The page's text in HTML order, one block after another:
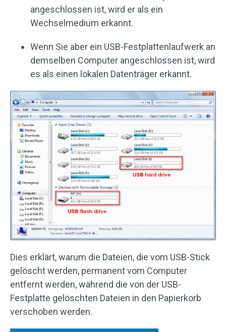
angeschlossen ist, wird er als ein
Wechselmedium erkannt.
Wenn Sie aber ein USB-Festplattenlaufwerk an
demselben Computer angeschlossen ist, wird
es als einen lokalen Datenträger erkannt.
Dies erklärt, warum die Dateien, die vom USB-Stick
gelöscht werden, permanent vom Computer
entfernt werden, während die von der USB-
Festplatte gelöschten Dateien in den Papierkorb
verschoben werden.